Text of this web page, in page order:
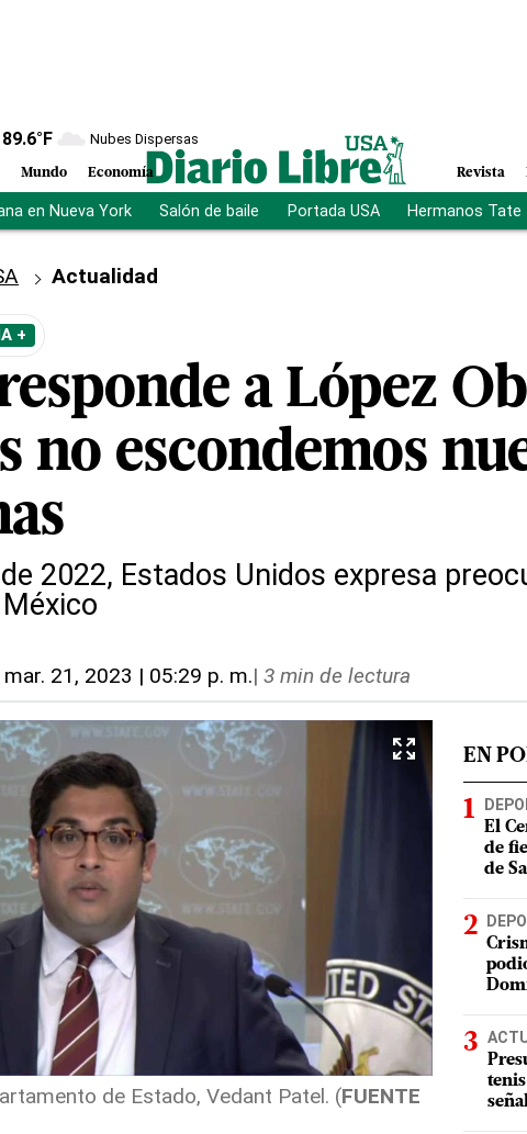
89.6°F Nubes Dispersas
Mundo Economía Revista
en Nueva York Salón de baile Portada USA Hermanos Tate
Actualidad
+
a López
no escondemos
2022, Estados Unidos expresa
mar. 21, 2023 | 05:29 p. m.| 3 min de lectura
de Estado, Vedant Patel. (FUENTE
EN
El
de
de